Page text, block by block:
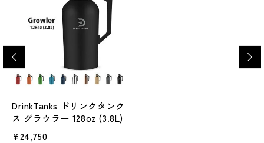
DrinkTanks ドリンクタンク
ス グラウラー 128oz (3.8L)
¥24,750